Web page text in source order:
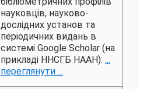
науковців, науково-
дослідних установ та
періодичних видань в
системі Google Scholar (на
прикладі ННСГБ НААН): ...
переглянути ...